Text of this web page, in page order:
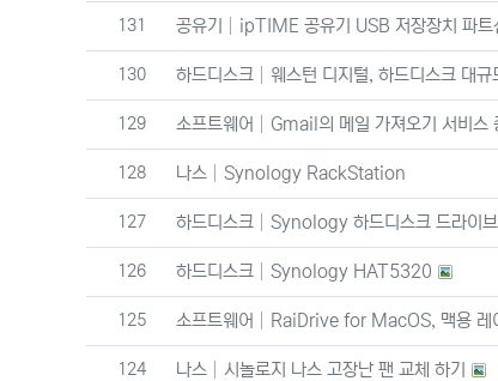
번호
131 공유기 ipTIME 공유기 USB 저장장치 파
번호
130 하드디스크 웨스턴 디지털, 하드디스크 대
번호
129 소프트웨어 Gmail의 메일 가져오기 서비스
번호
128 나스 Synology RackStation
번호
127 하드디스크 Synology 하드디스크 드라이브
번호
126 하드디스크 Synology HAT5320
번호
125 소프트웨어 RaiDrive for MacOS, 맥용 레
번호
124 나스 시놀로지 나스 고장난 팬 교체 하기